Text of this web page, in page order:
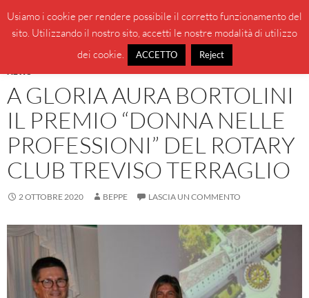
contenuto
BeppeBlog
MENU
NEWS
A GLORIA AURA BORTOLINI
IL PREMIO “DONNA NELLE
PROFESSIONI” DEL ROTARY
CLUB TREVISO TERRAGLIO
2 OTTOBRE 2020 BEPPE LASCIA UN COMMENTO
Usiamo i cookie per rendere possibile il corretto funzionamento del
sito. Utilizzando il nostro sito, accetti le nostre modalità di utilizzo
dei cookie.
ACCETTO Reject